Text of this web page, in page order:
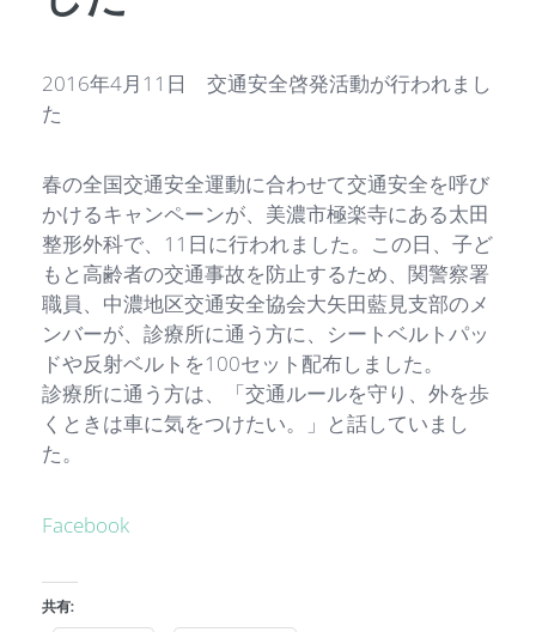
2016年4月11日 交通安全啓発活動が行われまし
た
春の全国交通安全運動に合わせて交通安全を呼び
かけるキャンペーンが、美濃市極楽寺にある太田
整形外科で、11日に行われました。この日、子ど
もと高齢者の交通事故を防止するため、関警察署
職員、中濃地区交通安全協会大矢田藍見支部のメ
ンバーが、診療所に通う方に、シートベルトパッ
ドや反射ベルトを100セット配布しました。
診療所に通う方は、「交通ルールを守り、外を歩
くときは車に気をつけたい。」と話していまし
た。
Facebook
共有: